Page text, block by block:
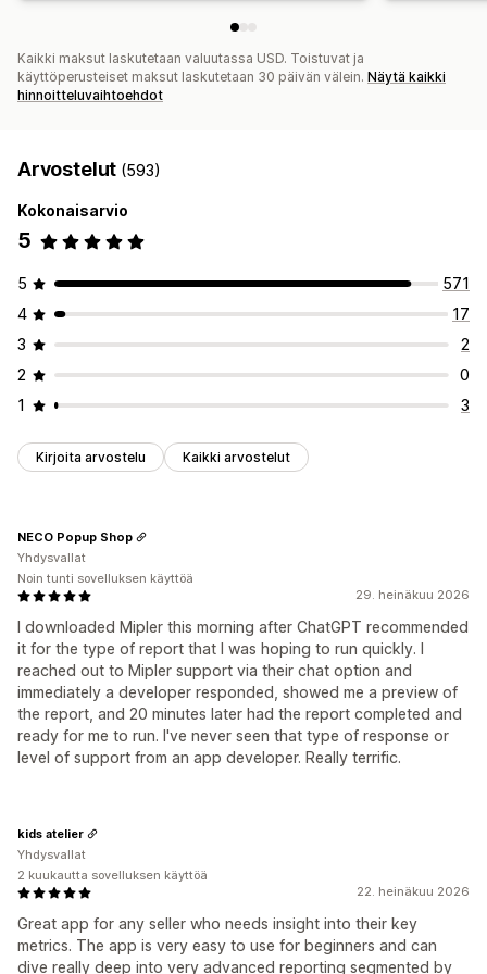
Kaikki maksut laskutetaan valuutassa USD. Toistuvat ja
käyttöperusteiset maksut laskutetaan 30 päivän välein. Näytä kaikki
hinnoitteluvaihtoehdot
Arvostelut (593)
Kokonaisarvio
5
5
571
4
17
3
2
2
0
1
3
Kirjoita arvostelu Kaikki arvostelut
29. heinäkuu 2026
I downloaded Mipler this morning after ChatGPT recommended
it for the type of report that I was hoping to run quickly. I
reached out to Mipler support via their chat option and
immediately a developer responded, showed me a preview of
the report, and 20 minutes later had the report completed and
ready for me to run. I've never seen that type of response or
level of support from an app developer. Really terrific.
NECO Popup Shop
Yhdysvallat
Noin tunti sovelluksen käyttöä
22. heinäkuu 2026
Great app for any seller who needs insight into their key
metrics. The app is very easy to use for beginners and can
dive really deep into very advanced reporting segmented by
kids atelier
Yhdysvallat
2 kuukautta sovelluksen käyttöä